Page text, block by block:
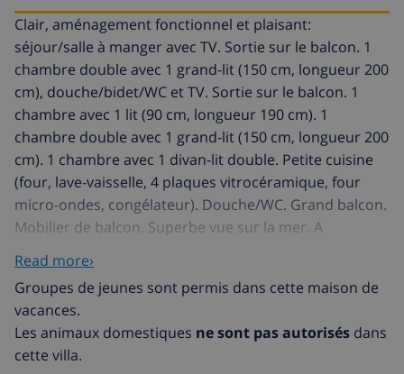
Clair, aménagement fonctionnel et plaisant:
séjour/salle à manger avec TV. Sortie sur le balcon. 1
chambre double avec 1 grand-lit (150 cm, longueur 200
cm), douche/bidet/WC et TV. Sortie sur le balcon. 1
chambre avec 1 lit (90 cm, longueur 190 cm). 1
chambre double avec 1 grand-lit (150 cm, longueur 200
cm). 1 chambre avec 1 divan-lit double. Petite cuisine
(four, lave-vaisselle, 4 plaques vitrocéramique, four
micro-ondes, congélateur). Douche/WC. Grand balcon.
Mobilier de balcon. Superbe vue sur la mer. A
disposition: lave-linge, fer à repasser. Internet
(Connexion WIFI). Veuillez noter: TV seulement ES.
HUTG015246
Petite résidence moderne, accueillante "Lloret View
Beach". Au centre de Lloret de mar, situation centrale,
animée, à 50 m de la mer, à 50 m de la plage, route à
Read more›
Groupes de jeunes sont permis dans cette maison de
vacances.
Les animaux domestiques ne sont pas autorisés dans
cette villa.